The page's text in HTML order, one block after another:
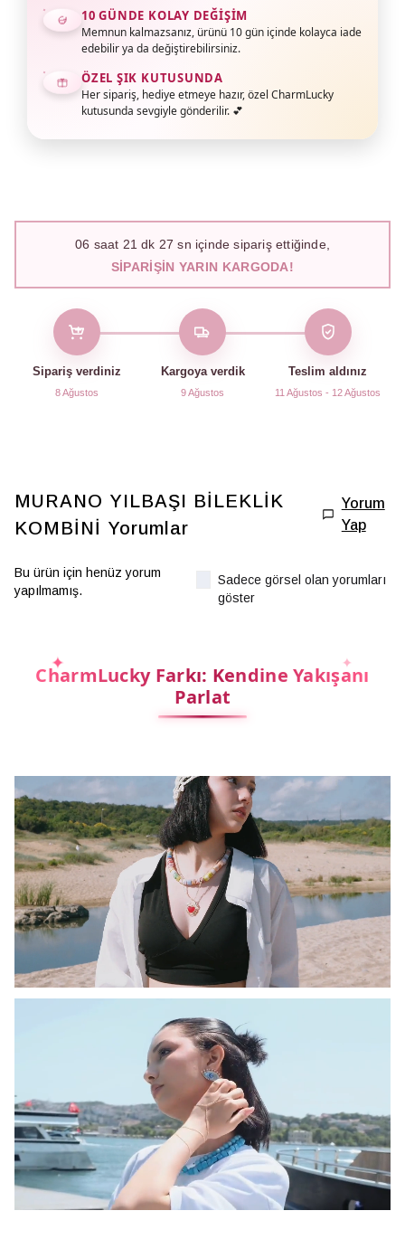
10 GÜNDE KOLAY DEĞIŞIM
Memnun kalmazsanız, ürünü 10 gün içinde kolayca iade
edebilir ya da değiştirebilirsiniz.
ÖZEL ŞIK KUTUSUNDA
Her sipariş, hediye etmeye hazır, özel CharmLucky
kutusunda sevgiyle gönderilir. 💕
06 saat 21 dk 26 sn içinde sipariş ettiğinde,
SIPARIŞIN YARIN KARGODA!
Sipariş verdiniz
8 Ağustos
Kargoya verdik
9 Ağustos
Teslim aldınız
11 Ağustos - 12 Ağustos
MURANO YILBAŞI BİLEKLİK
KOMBİNİ Yorumlar
Yorum
Yap
Bu ürün için henüz yorum
yapılmamış.
Sadece görsel olan yorumları
göster
CharmLucky Farkı: Kendine Yakışanı
Parlat